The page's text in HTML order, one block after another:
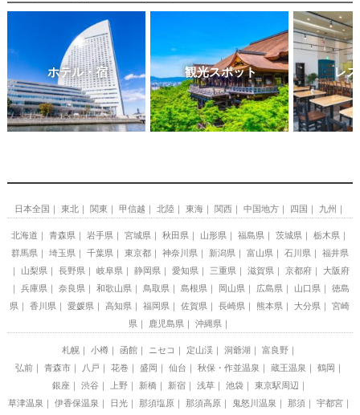
ホテル・宿 観光スポット レ
日本全国 東北 関東 甲信越 北陸 東海 関西 中国地方 四国 九州
北海道 青森県 岩手県 宮城県 秋田県 山形県 福島県 茨城県
栃木県
群馬県
埼玉県 千葉県 東京都 神奈川県 新潟県 富山県 石川県
福井県
山梨県
長野県 岐阜県 静岡県 愛知県 三重県 滋賀県 京都府
大阪府
兵庫県
奈良県 和歌山県 鳥取県 島根県 岡山県 広島県 山口県
徳島
県
香川県 愛媛県 高知県 福岡県 佐賀県 長崎県 熊本県 大分県
宮崎
県
鹿児島県 沖縄県
札幌 小樽 函館 ニセコ 定山渓 洞爺湖
富良野
弘前
青森市 八戸 花巻 盛岡 仙台 秋保・作並温泉 蔵王温泉
鶴岡
銀座
渋谷 上野 新橋 新宿 浅草 池袋
東京駅周辺
草津温泉
伊香保温泉 日光 那須塩原 那須高原 鬼怒川温泉 那須 宇都宮